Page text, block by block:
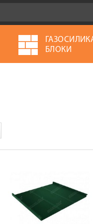
БЛОКИ